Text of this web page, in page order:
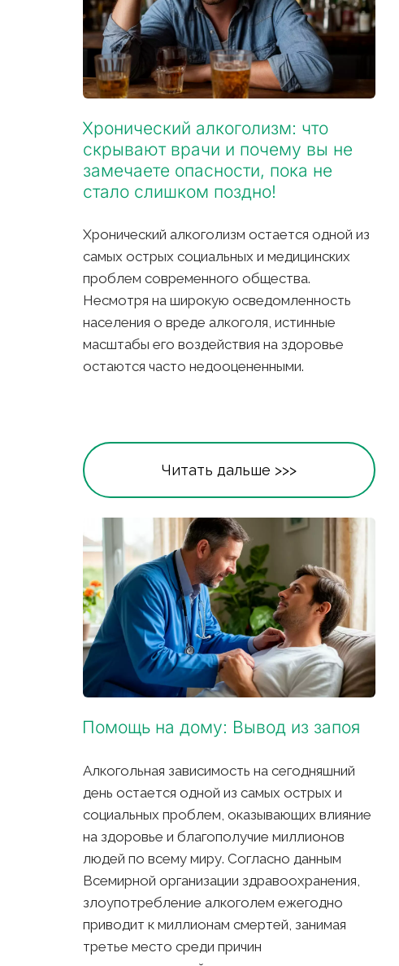
Хронический алкоголизм: что
скрывают врачи и почему вы не
замечаете опасности, пока не
стало слишком поздно!
Хронический алкоголизм остается одной из
самых острых социальных и медицинских
проблем современного общества.
Несмотря на широкую осведомленность
населения о вреде алкоголя, истинные
масштабы его воздействия на здоровье
остаются часто недооцененными.
Читать дальше >>>
Помощь на дому: Вывод из запоя
Алкогольная зависимость на сегодняшний
день остается одной из самых острых и
социальных проблем, оказывающих влияние
на здоровье и благополучие миллионов
людей по всему миру. Согласно данным
Всемирной организации здравоохранения,
злоупотребление алкоголем ежегодно
приводит к миллионам смертей, занимая
третье место среди причин